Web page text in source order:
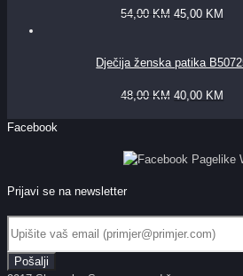
54,00 KM 45,00 KM
Dječija ženska patika
48,00 KM 40,00 KM
Facebook
Prijavi se na newsletter